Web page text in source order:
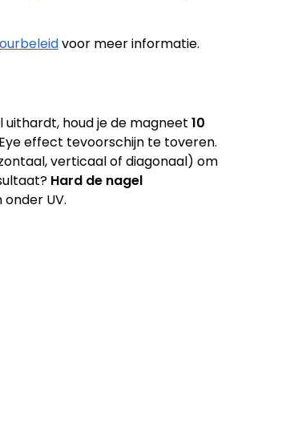
voor meer informatie.
uithardt, houd je de magneet 10
effect tevoorschijn te toveren.
verticaal of diagonaal) om
Hard de nagel
onder UV.